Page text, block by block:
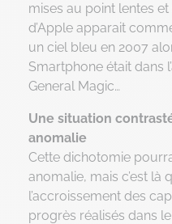
mises au point lentes et
d’Apple apparait
un ciel bleu en 2007
Smartphone était dans
General Magic…
Une situation
anomalie
Cette dichotomie
anomalie, mais c’est là
l’accroissement des
progrès réalisés dans